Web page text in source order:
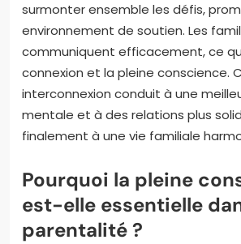
surmonter ensemble les défis,
environnement de soutien. Les
communiquent efficacement, ce
connexion et la pleine conscience.
interconnexion conduit à une
mentale et à des relations plus
finalement à une vie familiale
Pourquoi la pleine
est-elle essentielle
parentalité ?